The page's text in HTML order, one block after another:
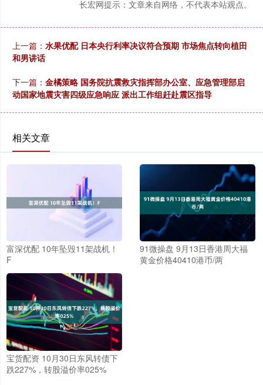
长宏网提示：文章来自网络，不代表本站观点。
上一篇： 水果优配 日本央行利率决议符合预期 市场焦点转向植田
和男讲话
下一篇： 金橘策略 国务院抗震救灾指挥部办公室、应急管理部启
动国家地震灾害四级应急响应 派出工作组赶赴震区指导
相关文章
富深优配 10年坠毁11架战机！
F
91微操盘 9月13日香港周大福
黄金价格40410港币/两
宝货配资 10月30日东风转债下
跌227%，转股溢价率025%